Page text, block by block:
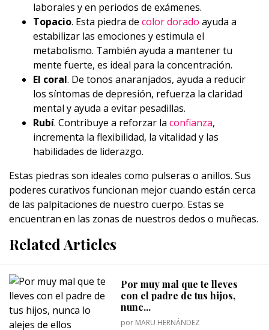
laborales y en periodos de exámenes.
Topacio. Esta piedra de color dorado ayuda a
estabilizar las emociones y estimula el
metabolismo. También ayuda a mantener tu
mente fuerte, es ideal para la concentración.
El coral. De tonos anaranjados, ayuda a reducir
los síntomas de depresión, refuerza la claridad
mental y ayuda a evitar pesadillas.
Rubí. Contribuye a reforzar la confianza,
incrementa la flexibilidad, la vitalidad y las
habilidades de liderazgo.
Estas piedras son ideales como pulseras o anillos. Sus
poderes curativos funcionan mejor cuando están cerca
de las palpitaciones de nuestro cuerpo. Estas se
encuentran en las zonas de nuestros dedos o muñecas.
Related Articles
Por muy mal que te lleves
con el padre de tus hijos,
nunc...
por MARU HERNÁNDEZ